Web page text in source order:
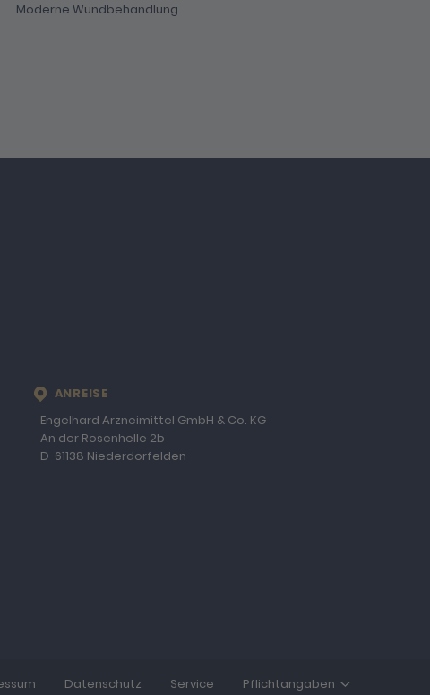
Moderne Wundbehandlung
LOCATION
ANREISE
Engelhard Arzneimittel GmbH & Co. KG
An der Rosenhelle 2b
D-61138 Niederdorfelden
Datenschutz Service Pflichtangaben